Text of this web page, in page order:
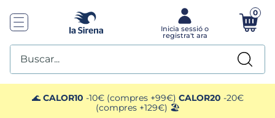
0
Buscar...
🌊 CALOR10 -10€ (compres +99€) CALOR20 -20€
(compres +129€) 🏖️
TOP SEARCHES